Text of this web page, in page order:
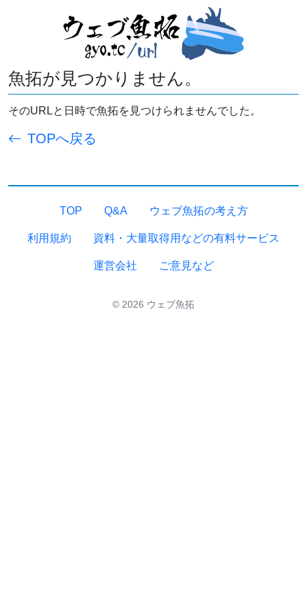
魚拓が見つかりません。
そのURLと日時で魚拓を見つけられませんでした。
TOPへ戻る
TOP Q&A ウェブ魚拓の考え方
利用規約 資料・大量取得用などの有料サービス
運営会社 ご意見など
© 2026 ウェブ魚拓